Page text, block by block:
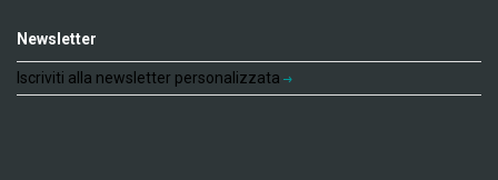
Newsletter
Iscriviti alla newsletter personalizzata